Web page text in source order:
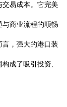
易成本。它完美
商业流程的顺畅
，强大的港口装
成了吸引投资、